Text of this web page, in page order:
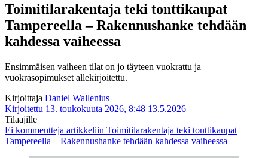
Toimitilarakentaja teki tonttikaupat
Tampereella – Rakennushanke tehdään
kahdessa vaiheessa
Ensimmäisen vaiheen tilat on jo täyteen vuokrattu ja
vuokrasopimukset allekirjoitettu.
Kirjoittaja Daniel Wallenius
Kirjoitettu 13. toukokuuta 2026, 8:48 13.5.2026
Tilaajille
Ei kommentteja artikkeliin Toimitilarakentaja teki tonttikaupat
Tampereella – Rakennushanke tehdään kahdessa vaiheessa